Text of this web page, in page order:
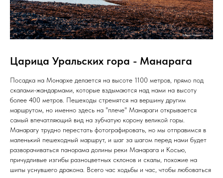
Царица Уральских гора - Манарага
Посадка на Монархе делается на высоте 1100 метров, прямо под
скалами-жандармами, которые вздымаются над нами на высоту
более 400 метров. Пешеходы стремятся на вершину другим
маршрутом, но именно здесь на "плече" Манараги открывается
самый впечатляющий вид на зубчатую корону великой горы.
Манарагу трудно перестать фотографировать, но мы отправимся в
маленький пешеходный маршрут, и шаг за шагом перед нами будет
разворачиваться панорама долины реки Манарага и Косью,
причудливые изгибы разноцветных склонов и скалы, похожие на
шипы уснувшего дракона. Всего час ходьбы и час, чтобы любоваться